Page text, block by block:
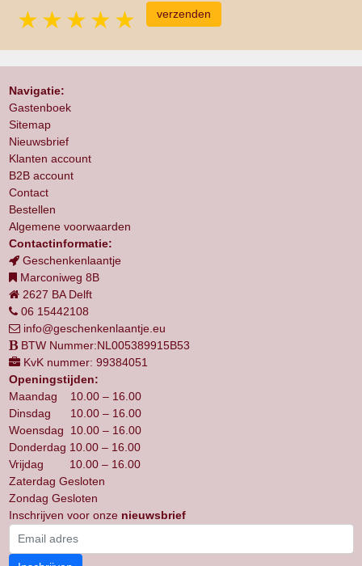
5 stars
4 stars
3 stars
2 stars
1 star
Navigatie:
Gastenboek
Sitemap
Nieuwsbrief
Klanten account
B2B account
Contact
Bestellen
Algemene voorwaarden
Contactinformatie:
Geschenkenlaantje
Marconiweg 8B
2627 BA Delft
06 15442108
info@geschenkenlaantje.eu
BTW Nummer:NL005389915B53
KvK nummer: 99384051
Openingstijden:
Maandag 10.00 – 16.00
Dinsdag 10.00 – 16.00
Woensdag 10.00 – 16.00
Donderdag 10.00 – 16.00
Vrijdag 10.00 – 16.00
Zaterdag Gesloten
Zondag Gesloten
Inschrijven voor onze nieuwsbrief